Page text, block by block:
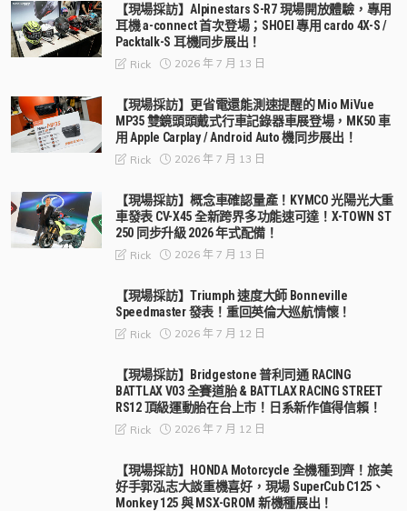
【現場採訪】Alpinestars S-R7 現場開放體驗，專用
耳機 a-connect 首次登場；SHOEI 專用 cardo 4X-S /
Packtalk-S 耳機同步展出！
Rick 2026 年 7 月 13 日
【現場採訪】更省電還能測速提醒的 Mio MiVue
MP35 雙鏡頭頭戴式行車記錄器車展登場，MK50 車
用 Apple Carplay / Android Auto 機同步展出！
Rick 2026 年 7 月 13 日
【現場採訪】概念車確認量產！KYMCO 光陽光大重
車發表 CV-X45 全新跨界多功能速可達！X-TOWN ST
250 同步升級 2026 年式配備！
Rick 2026 年 7 月 13 日
【現場採訪】Triumph 速度大師 Bonneville
Speedmaster 發表！重回英倫大巡航情懷！
Rick 2026 年 7 月 12 日
【現場採訪】Bridgestone 普利司通 RACING
BATTLAX V03 全賽道胎 & BATTLAX RACING STREET
RS12 頂級運動胎在台上市！日系新作值得信賴！
Rick 2026 年 7 月 12 日
【現場採訪】HONDA Motorcycle 全機種到齊！旅美
好手郭泓志大談重機喜好，現場 SuperCub C125、
Monkey 125 與 MSX-GROM 新機種展出！